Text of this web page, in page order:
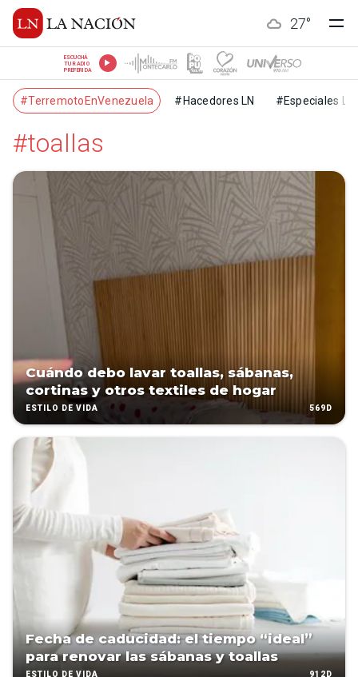
27°
ESCUCHÁ
TU RADIO
PREFERIDA
#TerremotoEnVenezuela #Hacedores LN #Especiales LN
#toallas
Cuándo debo lavar toallas, sábanas,
cortinas y otros textiles de hogar
ESTILO DE VIDA 569D
Fecha de caducidad: el tiempo “ideal”
para renovar las sábanas y toallas
ESTILO DE VIDA 912D